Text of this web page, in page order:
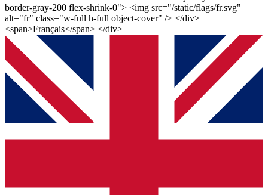
border-gray-200 flex-shrink-0"> <img src="/static/flags/fr.svg"
alt="fr" class="w-full h-full object-cover" /> </div>
<span>Français</span> </div>